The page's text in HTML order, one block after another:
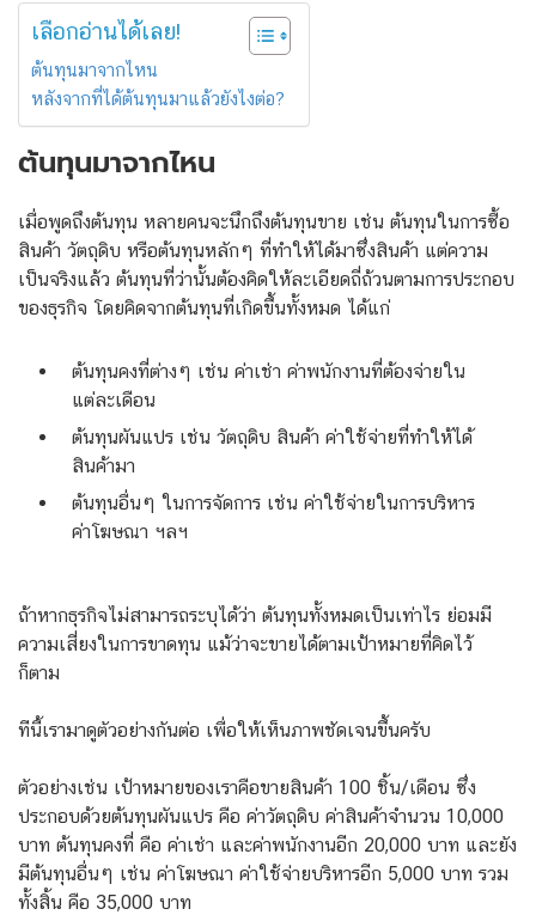
เลือกอ่านได้เลย!
ต้นทุนมาจากไหน
หลังจากที่ได้ต้นทุนมาแล้วยังไงต่อ?
ต้นทุนมาจากไหน
เมื่อพูดถึงต้นทุน หลายคนจะนึกถึงต้นทุนขาย เช่น ต้นทุนในการซื้อ
สินค้า วัตถุดิบ หรือต้นทุนหลักๆ ที่ทำให้ได้มาซึ่งสินค้า แต่ความ
เป็นจริงแล้ว ต้นทุนที่ว่านั้นต้องคิดให้ละเอียดถี่ถ้วนตามการประกอบ
ของธุรกิจ โดยคิดจากต้นทุนที่เกิดขึ้นทั้งหมด ได้แก่
ต้นทุนคงที่ต่างๆ เช่น ค่าเช่า ค่าพนักงานที่ต้องจ่ายใน
แต่ละเดือน
ต้นทุนผันแปร เช่น วัตถุดิบ สินค้า ค่าใช้จ่ายที่ทำให้ได้
สินค้ามา
ต้นทุนอื่นๆ ในการจัดการ เช่น ค่าใช้จ่ายในการบริหาร
ค่าโฆษณา ฯลฯ
ถ้าหากธุรกิจไม่สามารถระบุได้ว่า ต้นทุนทั้งหมดเป็นเท่าไร ย่อมมี
ความเสี่ยงในการขาดทุน แม้ว่าจะขายได้ตามเป้าหมายที่คิดไว้
ก็ตาม
ทีนี้เรามาดูตัวอย่างกันต่อ เพื่อให้เห็นภาพชัดเจนขึ้นครับ
ตัวอย่างเช่น เป้าหมายของเราคือขายสินค้า 100 ชิ้น/เดือน ซึ่ง
ประกอบด้วยต้นทุนผันแปร คือ ค่าวัตถุดิบ ค่าสินค้าจำนวน 10,000
บาท ต้นทุนคงที่ คือ ค่าเช่า และค่าพนักงานอีก 20,000 บาท และยัง
มีต้นทุนอื่นๆ เช่น ค่าโฆษณา ค่าใช้จ่ายบริหารอีก 5,000 บาท รวม
ทั้งสิ้น คือ 35,000 บาท